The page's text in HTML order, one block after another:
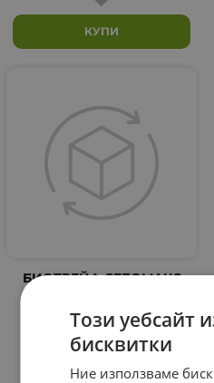
КУПИ
БИОТРЕЙД СЕБОМАКС
СЕНЗИТИВ шампоан за
чувствителен скалп
200 мл. / BIOTRADE
SEBOMAX SENSITIVE
SOOTHING SHAMPOO
FOR SENSITIVE SCALP
Този уебсайт
бисквитки
Ние използваме